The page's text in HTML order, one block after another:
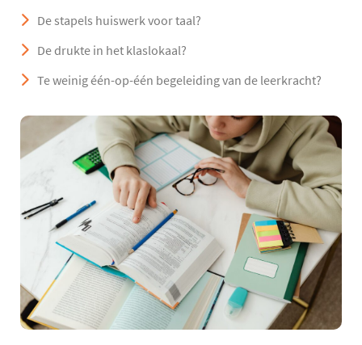
De stapels huiswerk voor taal?
De drukte in het klaslokaal?
Te weinig één-op-één begeleiding van de leerkracht?